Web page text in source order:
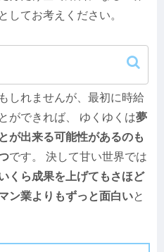
してお考えください。
ほど時給が上がる
しれませんが、最初に時給
ができれば、 ゆくゆくは夢
が出来る可能性があるのも
です。 決して甘い世界では
くら成果を上げてもさほど
ン業よりもずっと面白いと